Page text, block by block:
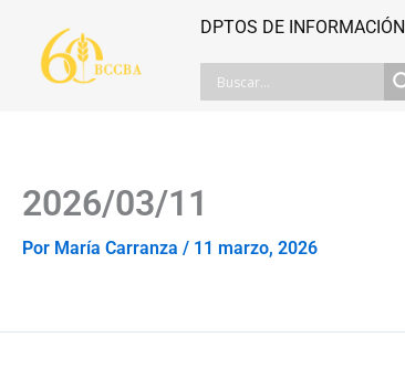
contenido
DPTOS DE INFORMACIÓN
2026/03/11
Por María Carranza / 11 marzo, 2026